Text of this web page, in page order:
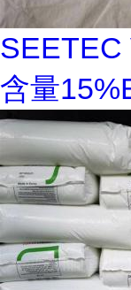
SEETEC
含量